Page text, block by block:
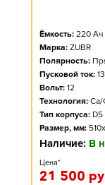
Ёмкость: 220 Ач
Марка: ZUBR
Полярность:
Пусковой ток:
Вольт: 12
Технология: Ca/
Тип корпуса:
Размер, мм:
Наличие: В
Цена*
21 500